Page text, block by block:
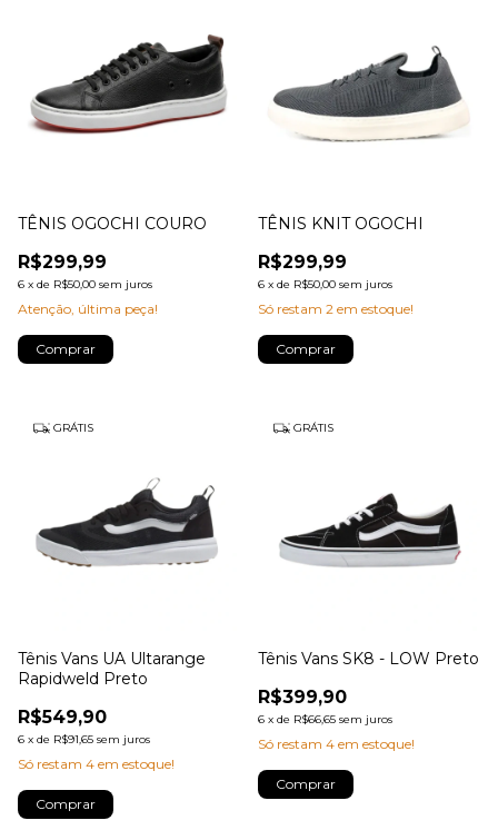
TÊNIS OGOCHI COURO
R$299,99
6 x de R$50,00 sem juros
Atenção, última peça!
Comprar
TÊNIS KNIT OGOCHI
R$299,99
6 x de R$50,00 sem juros
Só restam 2 em estoque!
Comprar
GRÁTIS
Tênis Vans UA Ultarange
Rapidweld Preto
R$549,90
6 x de R$91,65 sem juros
Só restam 4 em estoque!
Comprar
GRÁTIS
Tênis Vans SK8 - LOW Preto
R$399,90
6 x de R$66,65 sem juros
Só restam 4 em estoque!
Comprar